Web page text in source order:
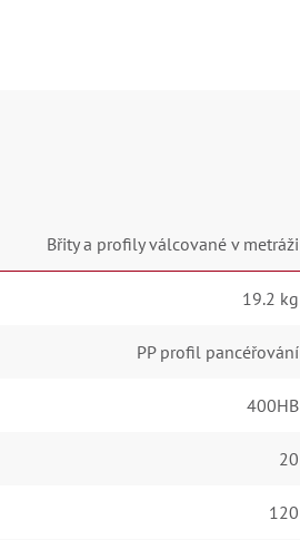
Břity a profily válcované v metráži
19.2 kg
PP profil pancéřování
400HB
20
120